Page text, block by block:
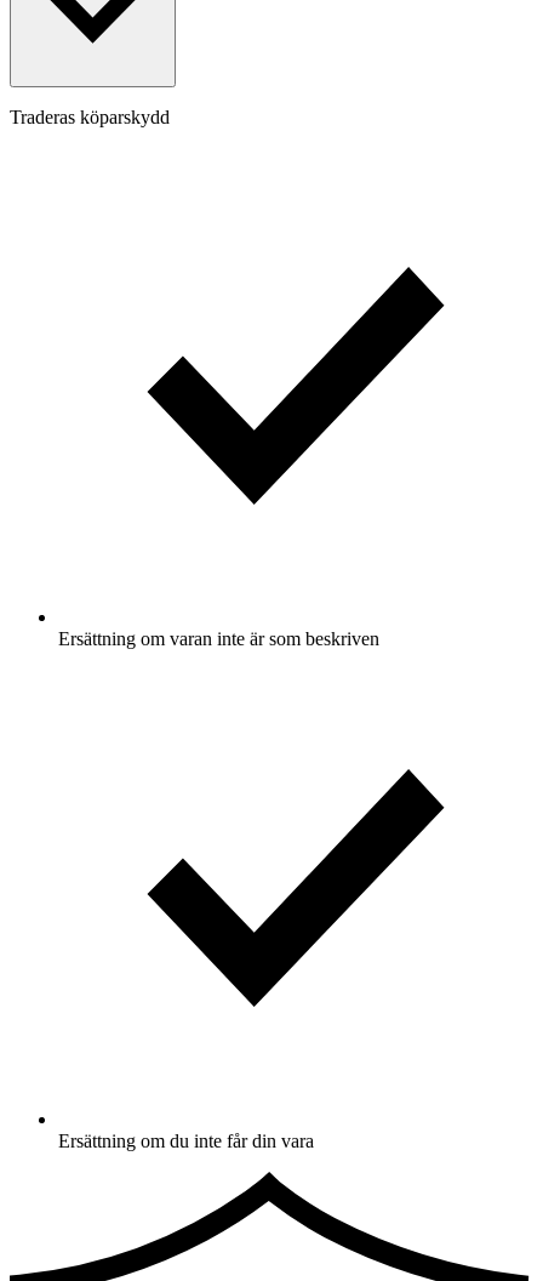
Traderas köparskydd
Ersättning om varan inte är som beskriven
Ersättning om du inte får din vara